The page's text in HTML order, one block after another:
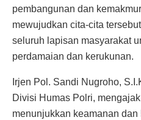
pembangunan dan
mewujudkan cita-cita
seluruh lapisan masyarakat
perdamaian dan kerukunan.
Irjen Pol. Sandi Nugroho,
Divisi Humas Polri,
menunjukkan keamanan